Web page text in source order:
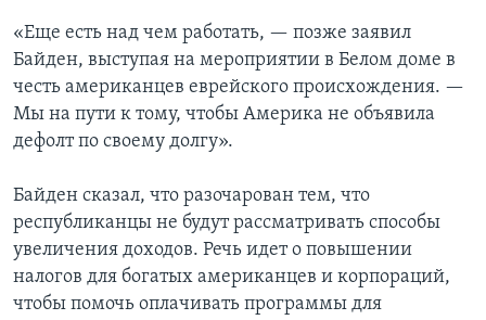
«Еще есть над чем работать, — позже заявил
Байден, выступая на мероприятии в Белом доме в
честь американцев еврейского происхождения. —
Мы на пути к тому, чтобы Америка не объявила
дефолт по своему долгу».
Байден сказал, что разочарован тем, что
республиканцы не будут рассматривать способы
увеличения доходов. Речь идет о повышении
налогов для богатых американцев и корпораций,
чтобы помочь оплачивать программы для